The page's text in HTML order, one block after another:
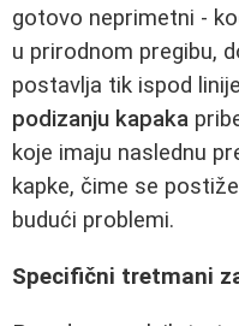
gotovo neprimetni -
u prirodnom pregibu,
postavlja tik ispod
podizanju kapaka
koje imaju naslednu
kapke, čime se
budući problemi.
Specifični tretmani